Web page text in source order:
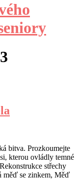
bitva. Prozkoumejte
kterou ovládly temné
střechy
měď se zinkem, Měď